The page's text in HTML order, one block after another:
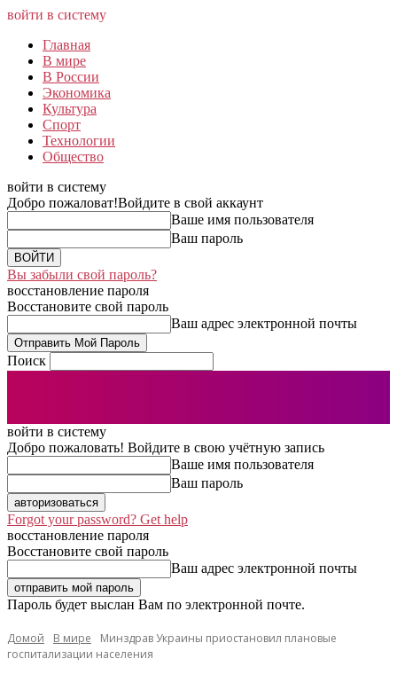
войти в систему
Главная
В мире
В России
Экономика
Культура
Спорт
Технологии
Общество
войти в систему
Добро пожаловат!Войдите в свой аккаунт
Ваше имя пользователя
Ваш пароль
Вы забыли свой пароль?
восстановление пароля
Восстановите свой пароль
Ваш адрес электронной почты
Поиск
войти в систему
Добро пожаловать! Войдите в свою учётную запись
Ваше имя пользователя
Ваш пароль
Forgot your password? Get help
восстановление пароля
Восстановите свой пароль
Ваш адрес электронной почты
Пароль будет выслан Вам по электронной почте.
Домой В мире
Минздрав Украины приостановил плановые
госпитализации населения